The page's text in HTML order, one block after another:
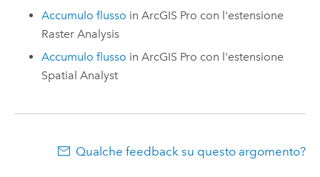
Accumulo flusso inArcGIS Pro con l'estensione
Raster Analysis
Accumulo flusso inArcGIS Pro con l'estensione
Spatial Analyst
Qualche feedback su questo argomento?